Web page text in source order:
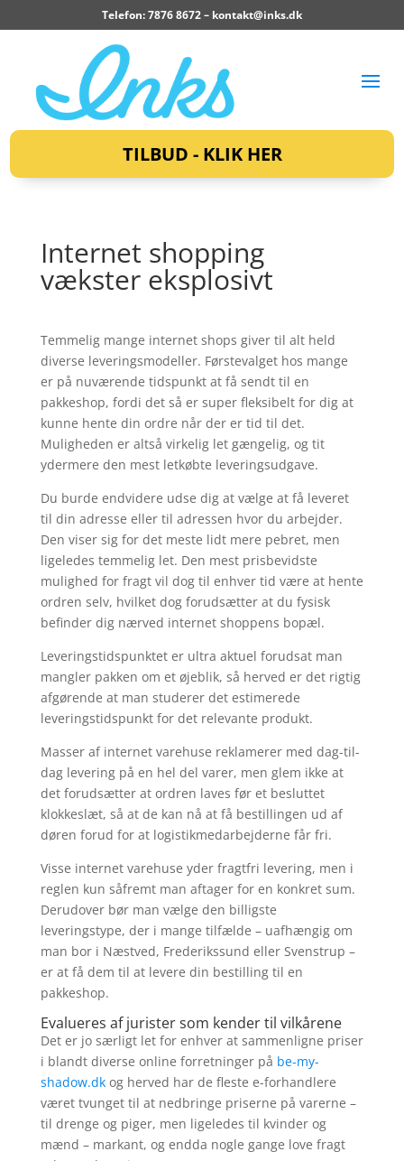
Telefon: 7876 8672 – kontakt@inks.dk
TILBUD - KLIK HER
Internet shopping
vækster eksplosivt
Temmelig mange internet shops giver til alt held
diverse leveringsmodeller. Førstevalget hos mange
er på nuværende tidspunkt at få sendt til en
pakkeshop, fordi det så er super fleksibelt for dig at
kunne hente din ordre når der er tid til det.
Muligheden er altså virkelig let gængelig, og tit
ydermere den mest letkøbte leveringsudgave.
Du burde endvidere udse dig at vælge at få leveret
til din adresse eller til adressen hvor du arbejder.
Den viser sig for det meste lidt mere pebret, men
ligeledes temmelig let. Den mest prisbevidste
mulighed for fragt vil dog til enhver tid være at hente
ordren selv, hvilket dog forudsætter at du fysisk
befinder dig nærved internet shoppens bopæl.
Leveringstidspunktet er ultra aktuel forudsat man
mangler pakken om et øjeblik, så herved er det rigtig
afgørende at man studerer det estimerede
leveringstidspunkt for det relevante produkt.
Masser af internet varehuse reklamerer med dag-til-
dag levering på en hel del varer, men glem ikke at
det forudsætter at ordren laves før et besluttet
klokkeslæt, så at de kan nå at få bestillingen ud af
døren forud for at logistikmedarbejderne får fri.
Visse internet varehuse yder fragtfri levering, men i
reglen kun såfremt man aftager for en konkret sum.
Derudover bør man vælge den billigste
leveringstype, der i mange tilfælde – uafhængig om
man bor i Næstved, Frederikssund eller Svenstrup –
er at få dem til at levere din bestilling til en
pakkeshop.
Evalueres af jurister som kender til vilkårene
Det er jo særligt let for enhver at sammenligne priser
i blandt diverse online forretninger på be-my-
shadow.dkog herved har de fleste e-forhandlere
været tvunget til at nedbringe priserne på varerne –
til drenge og piger, men ligeledes til kvinder og
mænd – markant, og endda nogle gange love fragt